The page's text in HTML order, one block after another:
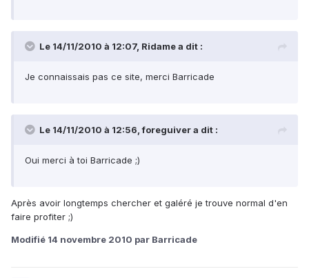
Le 14/11/2010 à 12:07, Ridame a dit :
Je connaissais pas ce site, merci Barricade
Le 14/11/2010 à 12:56, foreguiver a dit :
Oui merci à toi Barricade ;)
Après avoir longtemps chercher et galéré je trouve normal d'en
faire profiter ;)
Modifié 14 novembre 2010 par Barricade